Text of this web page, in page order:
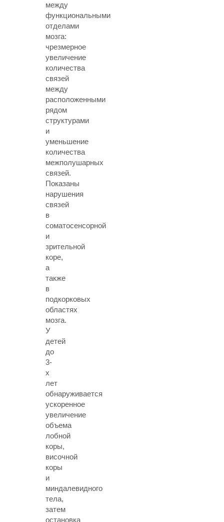
между
функциональными
отделами
мозга:
чрезмерное
увеличение
количества
связей
между
расположенными
рядом
структурами
и
уменьшение
количества
межполушарных
связей.
Показаны
нарушения
связей
в
соматосенсорной
и
зрительной
коре,
а
также
в
подкорковых
областях
мозга.
У
детей
до
3-
х
лет
обнаруживается
ускоренное
увеличение
объема
лобной
коры,
височной
коры
и
миндалевидного
тела,
затем
остановка